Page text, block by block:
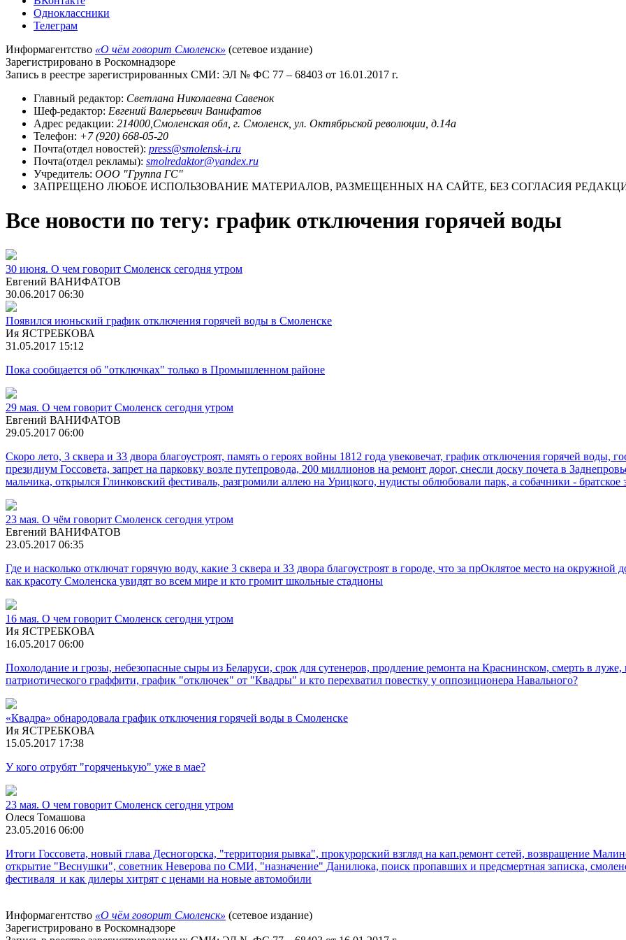
Одноклассники
Телеграм
Информагентство «О чём говорит Смоленск» (сетевое издание)
Зарегистрировано в Роскомнадзоре
Запись в реестре зарегистрированных СМИ: ЭЛ № ФС 77 – 68403 от 16.01.2017 г.
Главный редактор: Светлана Николаевна Савенок
Шеф-редактор: Евгений Валерьевич Ванифатов
Адрес редакции: 214000,Смоленская обл, г. Смоленск, ул. Октябрьской революции, д.14а
Телефон: +7 (920) 668-05-20
Почта(отдел новостей): press@smolensk-i.ru
Почта(отдел рекламы): smolredaktor@yandex.ru
Учредитель: ООО "Группа ГС"
ЗАПРЕЩЕНО ЛЮБОЕ ИСПОЛЬЗОВАНИЕ МАТЕРИАЛОВ, РАЗМЕЩЕННЫХ НА САЙТЕ, БЕЗ СОГЛАСИЯ
Все новости по тегу: график отключения горячей воды
30 июня. О чем говорит Смоленск сегодня утром
Евгений ВАНИФАТОВ
30.06.2017 06:30
Появился июньский график отключения горячей воды в Смоленске
Ия ЯСТРЕБКОВА
31.05.2017 15:12
Пока сообщается об "отключках" только в Промышленном районе
29 мая. О чем говорит Смоленск сегодня утром
Евгений ВАНИФАТОВ
29.05.2017 06:00
Скоро лето, 3 сквера и 33 двора благоустроят, память о героях войны 1812 года увековечат, график отключения горячей воды,
президиум Госсовета, запрет на парковку возле путепровода, 200 миллионов на ремонт дорог, снесли доску почета в
мальчика, открылся Глинковский фестиваль, разгромили аллею на Урицкого, нудисты облюбовали парк, а собачники - братское
23 мая. О чём говорит Смоленск сегодня утром
Евгений ВАНИФАТОВ
23.05.2017 06:35
Где и насколько отключат горячую воду, какие 3 сквера и 33 двора благоустроят в городе, что за прОклятое место на окружной
как красоту Смоленска увидят во всем мире и кто громит школьные стадионы
16 мая. О чем говорит Смоленск сегодня утром
Ия ЯСТРЕБКОВА
16.05.2017 06:00
Похолодание и грозы, небезопасные сыры из Беларуси, срок для сутенеров, продление ремонта на Краснинском, смерть в
патриотического граффити, график "отключек" от "Квадры" и кто перехватил повестку у оппозиционера Навального?
«Квадра» обнародовала график отключения горячей воды в Смоленске
Ия ЯСТРЕБКОВА
15.05.2017 17:38
У кого отрубят "горяченькую" уже в мае?
23 мая. О чем говорит Смоленск сегодня утром
Олеся Томашова
23.05.2016 06:00
Итоги Госсовета, новый глава Десногорска, "территория рывка", прокурорский взгляд на кап.ремонт сетей, возвращение
открытие "Веснушки", советник Неверова по СМИ, "назначение" Данилюка, поиск пропавших и предсмертная записка,
фестиваля и как дилеры хитрят с ценами на новые автомобили
Информагентство «О чём говорит Смоленск» (сетевое издание)
Зарегистрировано в Роскомнадзоре